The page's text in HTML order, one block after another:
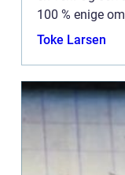
100 % enige
massage, så er
Toke Larsen